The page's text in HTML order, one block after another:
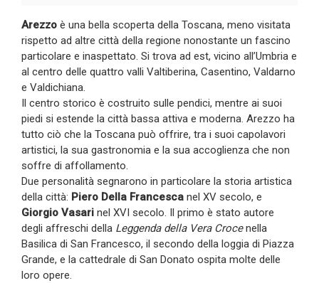
Arezzo è una bella scoperta della Toscana, meno visitata
rispetto ad altre città della regione nonostante un fascino
particolare e inaspettato. Si trova ad est, vicino all’Umbria e
al centro delle quattro valli Valtiberina, Casentino, Valdarno
e Valdichiana.
Il centro storico è costruito sulle pendici, mentre ai suoi
piedi si estende la città bassa attiva e moderna. Arezzo ha
tutto ciò che la Toscana può offrire, tra i suoi capolavori
artistici, la sua gastronomia e la sua accoglienza che non
soffre di affollamento.
Due personalità segnarono in particolare la storia artistica
della città: Piero Della Francesca nel XV secolo, e
Giorgio Vasari nel XVI secolo. Il primo è stato autore
degli affreschi della Leggenda della Vera Crocenella
Basilica di San Francesco, il secondo della loggia di Piazza
Grande, e la cattedrale di San Donato ospita molte delle
loro opere.